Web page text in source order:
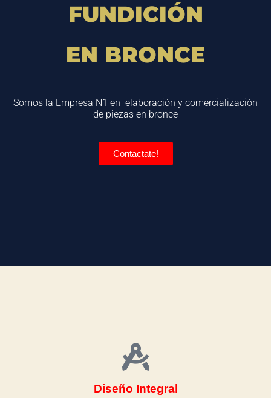
FUNDICIÓN
EN BRONCE
Somos la Empresa N1 en elaboración y comercialización
de piezas en bronce
Contactate!
Diseño Integral